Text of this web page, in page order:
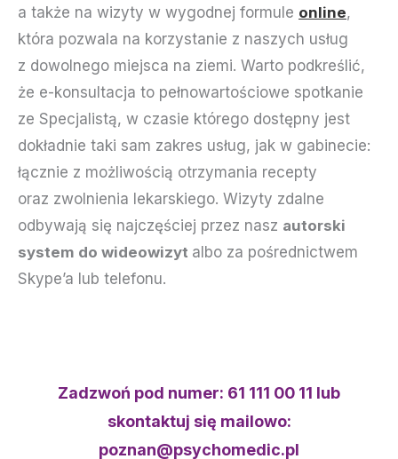
a także na wizyty w wygodnej formule online,
która pozwala na korzystanie z naszych usług
z dowolnego miejsca na ziemi. Warto podkreślić,
że e-konsultacja to pełnowartościowe spotkanie
ze Specjalistą, w czasie którego dostępny jest
dokładnie taki sam zakres usług, jak w gabinecie:
łącznie z możliwością otrzymania recepty
oraz zwolnienia lekarskiego. Wizyty zdalne
odbywają się najczęściej przez nasz autorski
system do wideowizyt albo za pośrednictwem
Skype’a lub telefonu.
Zadzwoń pod numer: 61 111 00 11 lub
skontaktuj się mailowo:
poznan@psychomedic.pl